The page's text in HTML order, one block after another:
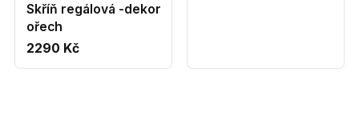
Skříň regálová -dekor
ořech
2290 Kč